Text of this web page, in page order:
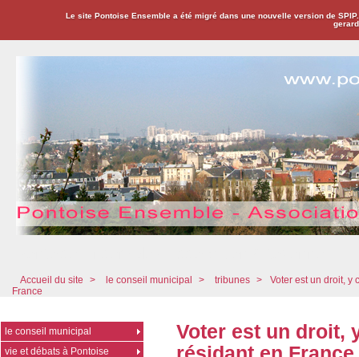
Le site Pontoise Ensemble a été migré dans une nouvelle version de
Accueil du site > le conseil municipal > tribunes >
Voter est un droit, y
France
Voter est un droit,
le conseil municipal
vie et débats à Pontoise